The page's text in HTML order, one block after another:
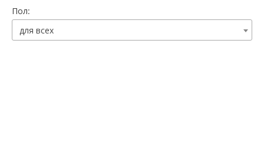
Пол:
для всех